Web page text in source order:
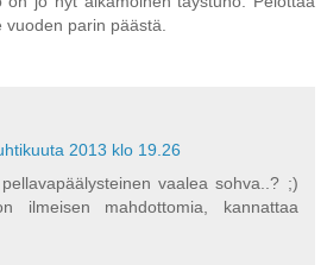
parin päästä.
2013 klo 19.26
vaalea sohva..? ;)
ilmeisen mahdottomia, kannattaa